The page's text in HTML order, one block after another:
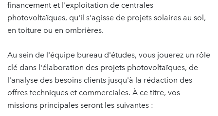
financement et l'exploitation de centrales
photovoltaïques, qu'il s'agisse de projets solaires au sol,
en toiture ou en ombrières.
Au sein de l'équipe bureau d'études, vous jouerez un rôle
clé dans l'élaboration des projets photovoltaïques, de
l'analyse des besoins clients jusqu'à la rédaction des
offres techniques et commerciales. À ce titre, vos
missions principales seront les suivantes :